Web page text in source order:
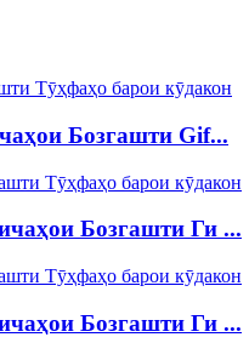
Бозгашти Gif...
Бозгашти Ги ...
Бозгашти Ги ...